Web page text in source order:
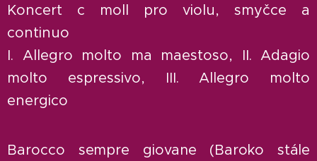
Koncert c moll pro violu, smyčce a
continuo
I. Allegro molto ma maestoso, II. Adagio
molto espressivo, III. Allegro molto
energico
Barocco sempre giovane (Baroko stále